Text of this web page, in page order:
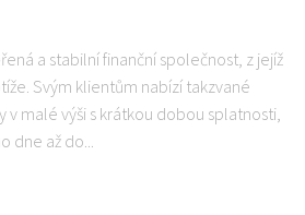
a stabilní finanční společnost, z jejíž
Svým klientům nabízí takzvané
v malé výši s krátkou dobou splatnosti,
dne až do...